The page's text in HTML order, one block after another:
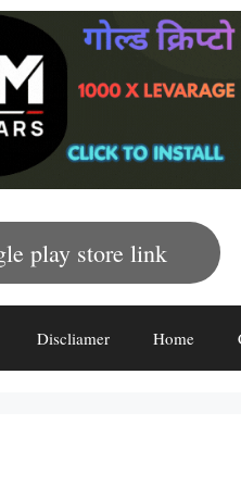
play store link
Discliamer Home